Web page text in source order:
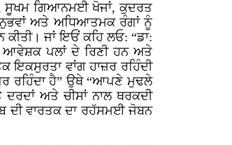
ਸੂਖਮ ਗਿਆਨਮਈ ਖੋਜਾਂ, ਕੁਦਰਤ
ਅਤੇ ਅਧਿਆਤਮਕ ਰੰਗਾਂ ਨੂੰ
ਜਾਂ ਇਓਂ ਕਹਿ ਲਓ: “ਡਾ:
ਆਵੇਸ਼ਕ ਪਲਾਂ ਦੇ ਰਿਣੀ ਹਨ ਅਤੇ
ਇਕਸੁਰਤਾ ਵਾਂਗ ਹਾਜ਼ਰ ਰਹਿੰਦੀ
ਰਹਿੰਦਾ ਹੈ” ਉਥੇ “ਆਪਣੇ ਮੁਢਲੇ
ਦਰਦਾਂ ਅਤੇ ਚੀਸਾਂ ਨਾਲ ਥਰਕਦੀ
ਦੀ ਵਾਰਤਕ ਦਾ ਰਹੱਸਮਈ ਜੋਬਨ